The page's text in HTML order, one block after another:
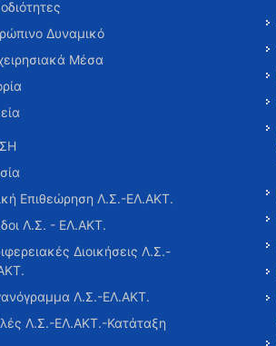
Δυναμικό
Μέσα
Επιθεώρηση Λ.Σ.-ΕΛ.ΑΚΤ.
Λ.Σ. - ΕΛ.ΑΚΤ.
Διοικήσεις Λ.Σ.-
Λ.Σ.-ΕΛ.ΑΚΤ.
Λ.Σ.-ΕΛ.ΑΚΤ.-Κατάταξη